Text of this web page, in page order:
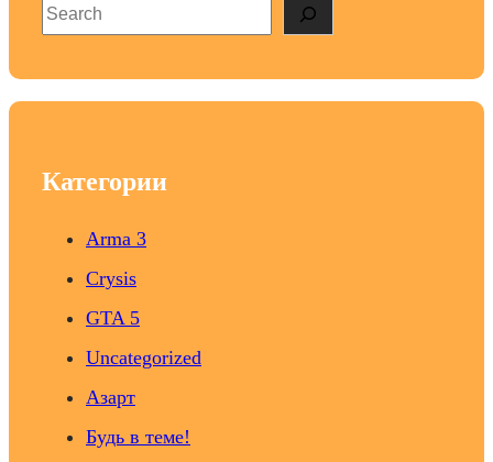
S
e
Категории
Arma 3
Crysis
GTA 5
Uncategorized
Азарт
Будь в теме!